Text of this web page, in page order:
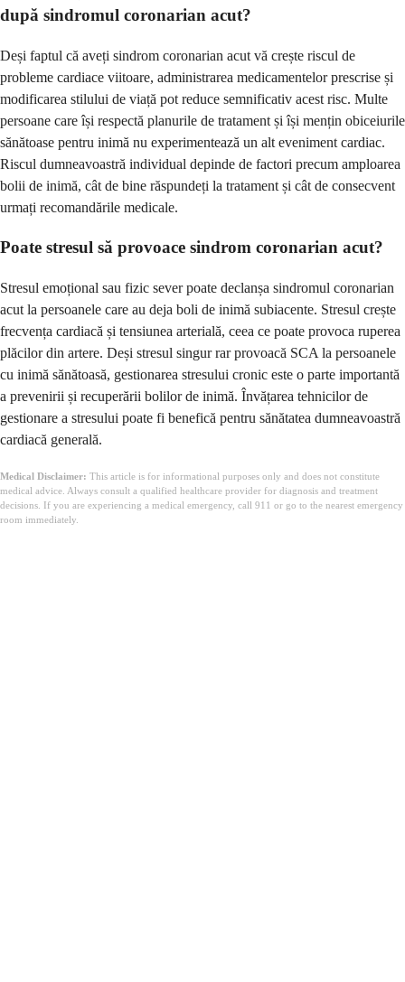
după sindromul coronarian acut?
Deși faptul că aveți sindrom coronarian acut vă crește riscul de
probleme cardiace viitoare, administrarea medicamentelor prescrise și
modificarea stilului de viață pot reduce semnificativ acest risc. Multe
persoane care își respectă planurile de tratament și își mențin obiceiurile
sănătoase pentru inimă nu experimentează un alt eveniment cardiac.
Riscul dumneavoastră individual depinde de factori precum amploarea
bolii de inimă, cât de bine răspundeți la tratament și cât de consecvent
urmați recomandările medicale.
Poate stresul să provoace sindrom coronarian acut?
Stresul emoțional sau fizic sever poate declanșa sindromul coronarian
acut la persoanele care au deja boli de inimă subiacente. Stresul crește
frecvența cardiacă și tensiunea arterială, ceea ce poate provoca ruperea
plăcilor din artere. Deși stresul singur rar provoacă SCA la persoanele
cu inimă sănătoasă, gestionarea stresului cronic este o parte importantă
a prevenirii și recuperării bolilor de inimă. Învățarea tehnicilor de
gestionare a stresului poate fi benefică pentru sănătatea dumneavoastră
cardiacă generală.
Medical Disclaimer: This article is for informational purposes only and does not constitute
medical advice. Always consult a qualified healthcare provider for diagnosis and treatment
decisions. If you are experiencing a medical emergency, call 911 or go to the nearest emergency
room immediately.